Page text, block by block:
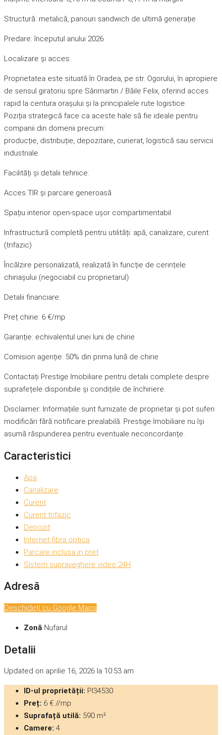
Structură: metalică, panouri sandwich de ultimă generație
Predare: începutul anului 2026
Localizare și acces:
Proprietatea este situată în Oradea, pe str. Ogorului, în apropiere
de sensul giratoriu spre Sânmartin / Băile Felix, oferind acces
rapid la centura orașului și la principalele rute logistice.
Poziția strategică face ca aceste hale să fie ideale pentru
companii din domenii precum:
producție, distribuție, depozitare, curierat, logistică sau servicii
industriale.
Facilități și detalii tehnice:
Acces TIR și parcare generoasă
Spațiu interior open-space ușor compartimentabil
Infrastructură completă pentru utilități: apă, canalizare, curent
(trifazic)
Încălzire personalizată, realizată în funcție de cerințele
chiriașului (negociabil cu proprietarul)
Detalii financiare:
Preț chirie: 6 €/mp
Garanție: echivalentul unei luni de chirie
Comision agenție: 50% din prima lună de chirie
Contactați Prestige Imobiliare pentru detalii complete despre
suprafețele disponibile și condițiile de închiriere.
Disclaimer: Informațiile sunt furnizate de proprietar și pot suferi
modificări fără notificare prealabilă. Prestige Imobiliare nu își
asumă răspunderea pentru eventuale neconcordanțe.
Caracteristici
Apa
Canalizare
Curent
Curent trifazic
Depozit
Internet fibra optica
Parcare inclusa in pret
Sistem supraveghere video 24H
Adresă
Deschideți cu Google Maps
Zonă Nufarul
Detalii
Updated on aprilie 16, 2026 la 10:53 am
ID-ul proprietății: PI34530
Preț: 6 € //mp
Suprafață utilă: 590 m²
Camere: 4